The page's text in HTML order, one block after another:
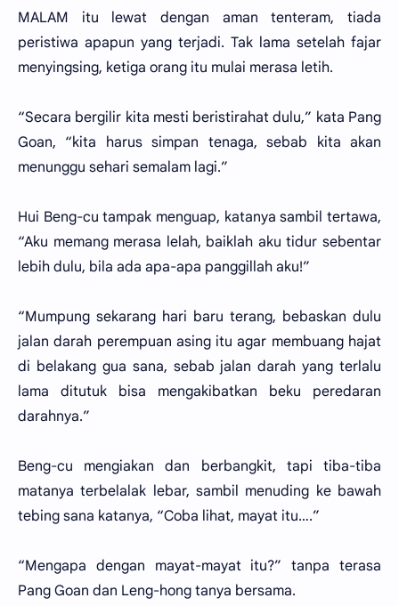
MALAM itu lewat dengan aman tenteram, tiada
peristiwa apapun yang terjadi. Tak lama setelah fajar
menyingsing, ketiga orang itu mulai merasa letih.
“Secara bergilir kita mesti beristirahat dulu,” kata Pang
Goan, “kita harus simpan tenaga, sebab kita akan
menunggu sehari semalam lagi.”
Hui Beng-cu tampak menguap, katanya sambil tertawa,
“Aku memang merasa lelah, baiklah aku tidur sebentar
lebih dulu, bila ada apa-apa panggillah aku!”
“Mumpung sekarang hari baru terang, bebaskan dulu
jalan darah perempuan asing itu agar membuang hajat
di belakang gua sana, sebab jalan darah yang terlalu
lama ditutuk bisa mengakibatkan beku peredaran
darahnya.”
Beng-cu mengiakan dan berbangkit, tapi tiba-tiba
matanya terbelalak lebar, sambil menuding ke bawah
tebing sana katanya, “Coba lihat, mayat itu….”
“Mengapa dengan mayat-mayat itu?” tanpa terasa
Pang Goan dan Leng-hong tanya bersama.